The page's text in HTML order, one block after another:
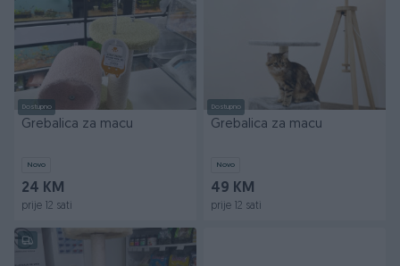
Dostupno
Grebalica za macu
Novo
24 KM
prije 12 sati
Dostupno
Grebalica za macu
Novo
49 KM
prije 12 sati